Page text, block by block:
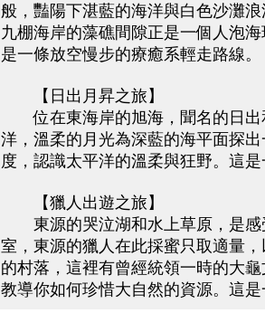
般，豔陽下湛藍的海洋與白色沙灘
九棚海岸的藻礁間隙正是一個人泡
是一條放空慢步的療癒系輕走路線。
【日出月昇之旅】
位在東海岸的旭海，聞名的日出
洋，溫柔的月光為深藍的海平面探
度，認識太平洋的溫柔與狂野。這
【獵人出遊之旅】
東源的哭泣湖和水上草原，是感
室，東源的獵人在此採蜜只取適量
的村落，這裡有曾經統領一時的大
教導你如何珍惜大自然的資源。這